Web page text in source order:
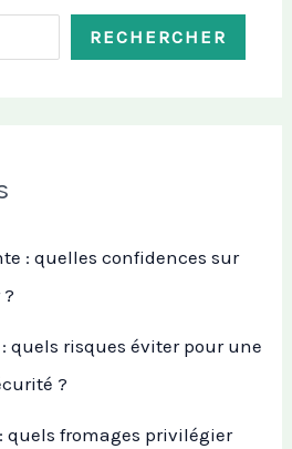
RECHERCHER
: quelles confidences sur
quels risques éviter pour une
?
quels fromages privilégier